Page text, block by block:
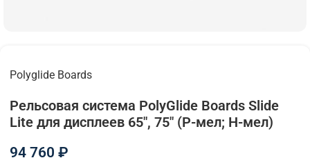
Polyglide Boards
Рельсовая система PolyGlide Boards Slide
Lite для дисплеев 65", 75" (Р-мел; Н-мел)
94 760 ₽